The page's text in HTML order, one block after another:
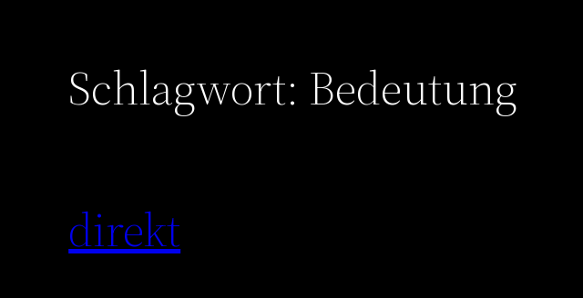
Schlagwort: Bedeutung
direkt